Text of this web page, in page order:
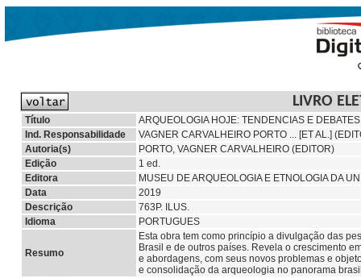
LIVRO
Título
ARQUEOLOGIA HOJE: TENDENCIAS E DEBATES
Ind. Responsabilidade
VAGNER CARVALHEIRO PORTO ... [ET AL.]
Autoria(s)
PORTO, VAGNER CARVALHEIRO (EDITOR)
Edição
1 ed.
Editora
MUSEU DE ARQUEOLOGIA E ETNOLOGIA DA
Data
2019
Descrição
763P. ILUS.
Idioma
PORTUGUES
Resumo
Esta obra tem como princípio a divulgação das
Brasil e de outros países. Revela o crescimento
e abordagens, com seus novos problemas e
e consolidação da arqueologia no panorama